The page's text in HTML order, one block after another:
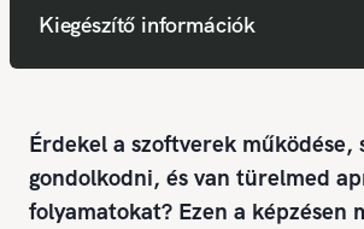
Kiegészítő információk
Érdekel a szoftverek
gondolkodni, és van türelmed
folyamatokat? Ezen a képzésen